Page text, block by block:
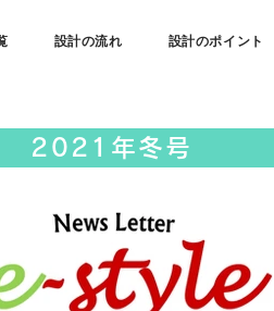
設計の流れ 設計のポイント
2021年冬号